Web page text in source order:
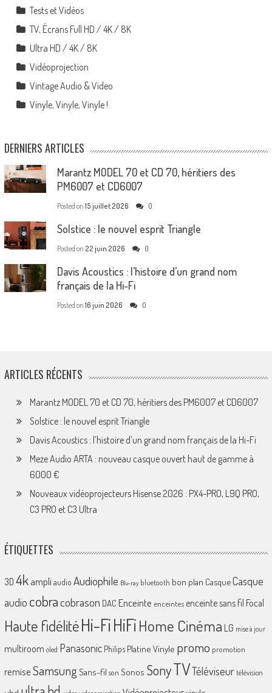
Tests et Vidéos
TV, Écrans Full HD / 4K / 8K
Ultra HD / 4K / 8K
Vidéoprojection
Vintage Audio & Video
Vinyle, Vinyle, Vinyle !
DERNIERS ARTICLES
Marantz MODEL 70 et CD 70, héritiers des
PM6007 et CD6007
Posted on 15 juillet 2026 0
Solstice : le nouvel esprit Triangle
Posted on 22 juin 2026 0
Davis Acoustics : l’histoire d’un grand nom
français de la Hi-Fi
Posted on 16 juin 2026 0
ARTICLES RÉCENTS
Marantz MODEL 70 et CD 70, héritiers des PM6007 et CD6007
Solstice : le nouvel esprit Triangle
Davis Acoustics : l’histoire d’un grand nom français de la Hi-Fi
Meze Audio ARTA : nouveau casque ouvert haut de gamme à
6000 €
Nouveaux vidéoprojecteurs Hisense 2026 : PX4-PRO, L9Q PRO,
C3 PRO et C3 Ultra
ÉTIQUETTES
3D 4k ampliaudio Audiophile Blu-ray bluetooth bon plan CasqueCasque
audio cobracobrason DAC Enceinte enceintes enceinte sans fil Focal
Haute fidélitéHi-FiHiFiHome Cinéma LG mise à jour
multiroom oled Panasonic Philips Platine Vinyle promo promotion
remiseSamsungSans-fil son Sonos SonyTVTéléviseur télévision